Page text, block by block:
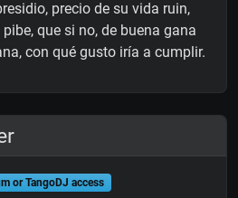
precio de su vida ruin,
que si no, de buena gana
con qué gusto iría a cumplir.
or TangoDJ access